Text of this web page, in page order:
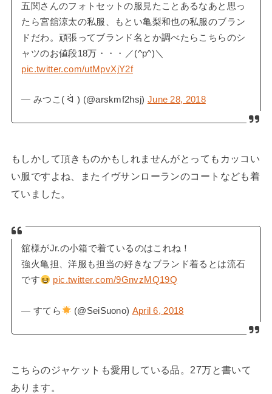
五関さんのフォトセットの服見たことあるなあと思っ
たら宮舘涼太の私服、もとい亀梨和也の私服のブラン
ドだわ。頑張ってブランド名とか調べたらこちらのシ
ャツのお値段18万・・・／(^p^)＼
pic.twitter.com/utMpvXjY2f
— みつこ( ᐛ ) (@arskmf2hsj) June 28, 2018
もしかして頂きものかもしれませんがとってもカッコい
い服ですよね、またイヴサンローランのコートなども着
ていました。
舘様がJr.の小箱で着ているのはこれね！
強火亀担、洋服も担当の好きなブランド着るとは流石
です
pic.twitter.com/9GnvzMQ19Q
— すてら (@SeiSuono) April 6, 2018
こちらのジャケットも愛用している品。27万と書いて
あります。